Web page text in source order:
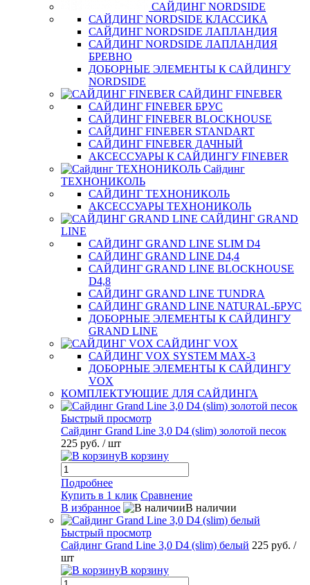
САЙДИНГ NORDSIDE
САЙДИНГ NORDSIDE КЛАССИКА
САЙДИНГ NORDSIDE ЛАПЛАНДИЯ
САЙДИНГ NORDSIDE ЛАПЛАНДИЯ
БРЕВНО
ДОБОРНЫЕ ЭЛЕМЕНТЫ К САЙДИНГУ
NORDSIDE
САЙДИНГ FINEBER
САЙДИНГ FINEBER БРУС
САЙДИНГ FINEBER BLOCKHOUSE
САЙДИНГ FINEBER STANDART
САЙДИНГ FINEBER ДАЧНЫЙ
АКСЕССУАРЫ К САЙДИНГУ FINEBER
Сайдинг
ТЕХНОНИКОЛЬ
САЙДИНГ ТЕХНОНИКОЛЬ
АКСЕССУАРЫ ТЕХНОНИКОЛЬ
САЙДИНГ GRAND
LINE
САЙДИНГ GRAND LINE SLIM D4
САЙДИНГ GRAND LINE D4,4
САЙДИНГ GRAND LINE BLOCKHOUSE
D4,8
САЙДИНГ GRAND LINE TUNDRA
САЙДИНГ GRAND LINE NATURAL-БРУС
ДОБОРНЫЕ ЭЛЕМЕНТЫ К САЙДИНГУ
GRAND LINE
САЙДИНГ VOX
САЙДИНГ VOX SYSTEM MAX-3
ДОБОРНЫЕ ЭЛЕМЕНТЫ К САЙДИНГУ
VOX
КОМПЛЕКТУЮЩИЕ ДЛЯ САЙДИНГА
Быстрый просмотр
Сайдинг Grand Line 3,0 D4 (slim) золотой песок
225 руб. / шт
В корзину
Подробнее
Купить в 1 клик Сравнение
В избранное
В наличии
Быстрый просмотр
Сайдинг Grand Line 3,0 D4 (slim) белый 225 руб. /
шт
В корзину